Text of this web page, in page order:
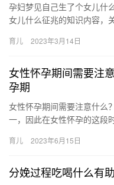
孕妇梦见自己生了个女儿什
女儿什么征兆的知识内容，
哦！…
育儿 2023年3月14日
女性怀孕期间需要注
孕期
女性怀孕期间需要注意什么
一，因此在女性怀孕的这段
可以 女…
育儿 2023年6月15日
分娩过程吃喝什么有